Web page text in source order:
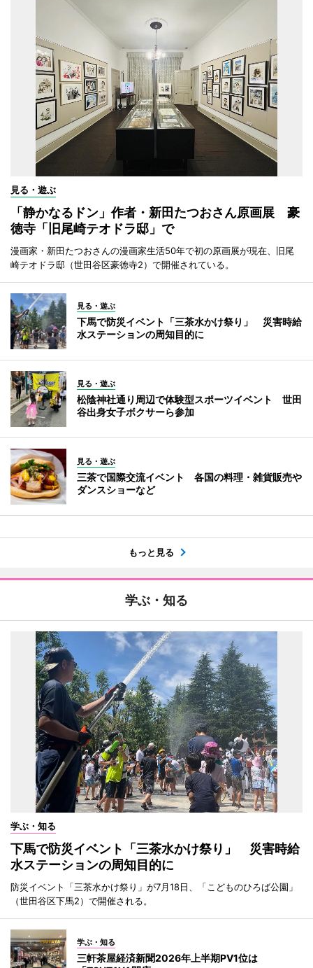
見る・遊ぶ
「静かなるドン」作者・新田たつおさん原画展 豪
徳寺「旧尾崎テオドラ邸」で
漫画家・新田たつおさんの漫画家生活50年で初の原画展が現在、旧尾
崎テオドラ邸（世田谷区豪徳寺2）で開催されている。
見る・遊ぶ
下馬で防災イベント「三茶水かけ祭り」 災害時給
水ステーションの周知目的に
見る・遊ぶ
松陰神社通り周辺で体験型スポーツイベント 世田
谷出身女子ボクサーら参加
見る・遊ぶ
三茶で国際交流イベント 各国の料理・雑貨販売や
ダンスショーなど
もっと見る
学ぶ・知る
学ぶ・知る
下馬で防災イベント「三茶水かけ祭り」 災害時給
水ステーションの周知目的に
防災イベント「三茶水かけ祭り」が7月18日、「こどものひろば公園」
（世田谷区下馬2）で開催される。
学ぶ・知る
三軒茶屋経済新聞2026年上半期PV1位は